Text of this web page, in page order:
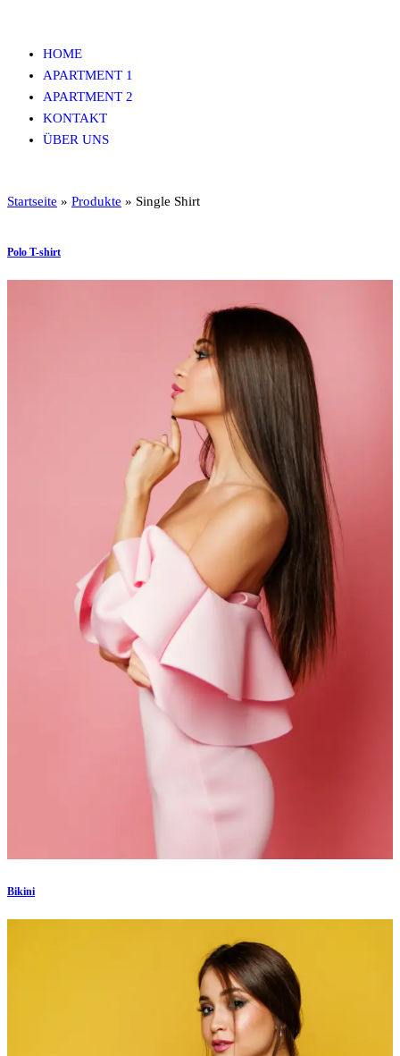
springen
ferienwohnungen-hieflau.at
HOME
APARTMENT 1
APARTMENT 2
KONTAKT
ÜBER UNS
Startseite » Produkte » Single Shirt
Polo T-shirt
Bikini